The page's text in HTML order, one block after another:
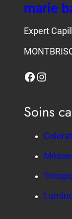
marie
Expert
Facebook Instagram
Soins